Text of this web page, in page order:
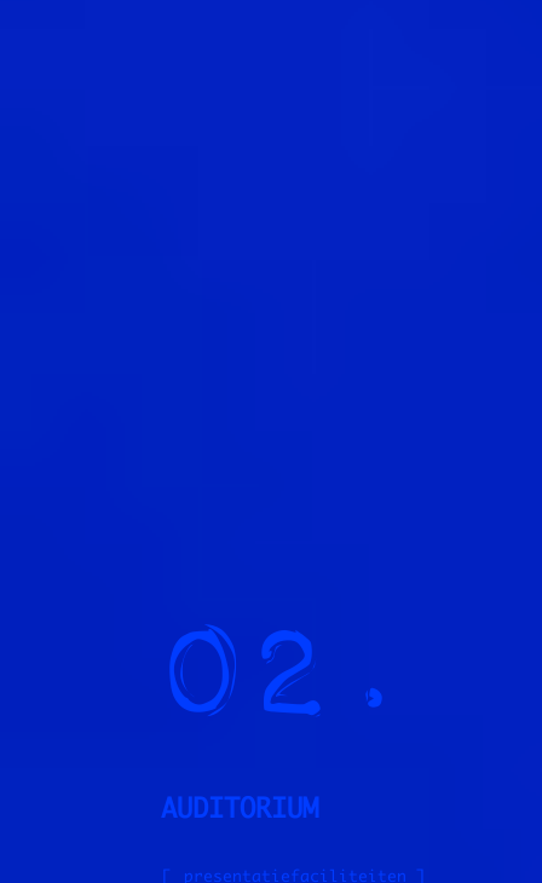
02.
AUDITORIUM
[ presentatiefaciliteiten ]